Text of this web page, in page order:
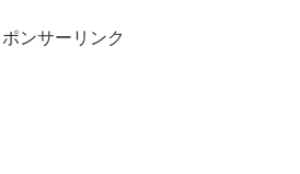
ポンサーリンク